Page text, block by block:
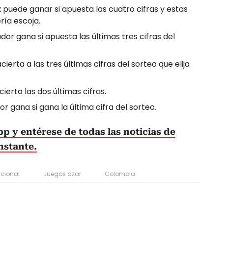
puede ganar si apuesta las cuatro cifras y estas
escoja.
gana si apuesta las últimas tres cifras del
a las tres últimas cifras del sorteo que elija
las dos últimas cifras.
gana si gana la última cifra del sorteo.
y entérese de todas las noticias de
Juegos azar Colombia